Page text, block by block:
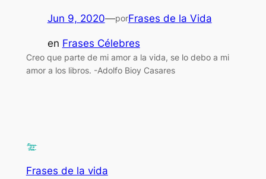
Jun 9, 2020—porFrases de la Vida
en Frases Célebres
Creo que parte de mi amor a la vida, se lo debo a mi
amor a los libros. -Adolfo Bioy Casares
Frases de la vida